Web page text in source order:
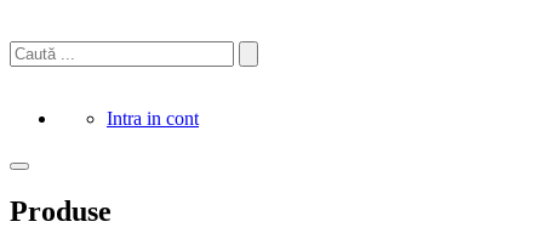
Intra in cont
Produse